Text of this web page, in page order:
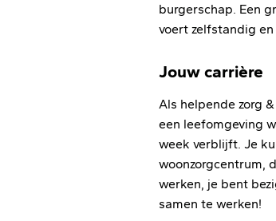
burgerschap. Een
voert zelfstandig
Jouw carrière
Als helpende zorg
een leefomgeving
week verblijft. Je
woonzorgcentrum,
werken, je bent
samen te werken!